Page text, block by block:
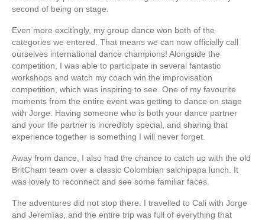
second of being on stage.
Even more excitingly, my group dance won both of the
categories we entered. That means we can now officially call
ourselves international dance champions! Alongside the
competition, I was able to participate in several fantastic
workshops and watch my coach win the improvisation
competition, which was inspiring to see. One of my favourite
moments from the entire event was getting to dance on stage
with Jorge. Having someone who is both your dance partner
and your life partner is incredibly special, and sharing that
experience together is something I will never forget.
Away from dance, I also had the chance to catch up with the old
BritCham team over a classic Colombian salchipapa lunch. It
was lovely to reconnect and see some familiar faces.
The adventures did not stop there. I travelled to Cali with Jorge
and Jeremías, and the entire trip was full of everything that